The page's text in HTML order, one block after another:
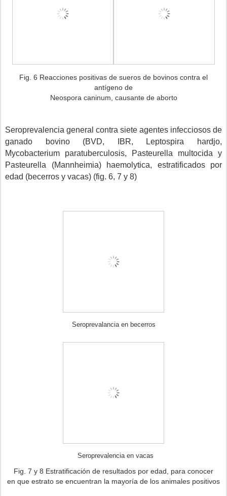
Fig. 6 Reacciones positivas de sueros de bovinos contra el
antígeno de
Neospora caninum, causante de aborto
Seroprevalencia general contra siete agentes infecciosos de
ganado bovino (BVD, IBR, Leptospira hardjo,
Mycobacterium paratuberculosis, Pasteurella multocida y
Pasteurella (Mannheimia) haemolytica, estratificados por
edad (becerros y vacas) (fig. 6, 7 y 8)
Seroprevalancia en becerros
Seroprevalencia en vacas
Fig. 7 y 8 Estratificación de resultados por edad, para conocer
en que estrato se encuentran la mayoría de los animales positivos